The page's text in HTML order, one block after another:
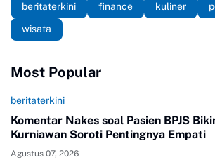
beritaterkini finance kuliner
wisata
Most Popular
beritaterkini
Komentar Nakes soal Pasien BPJS
Kurniawan Soroti Pentingnya Empati
Agustus 07, 2026